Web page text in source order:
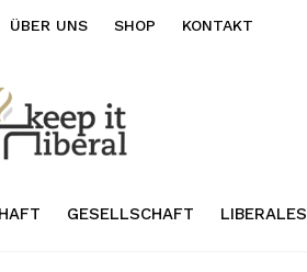
ÜBER UNS SHOP KONTAKT
GESELLSCHAFT LIBERALES